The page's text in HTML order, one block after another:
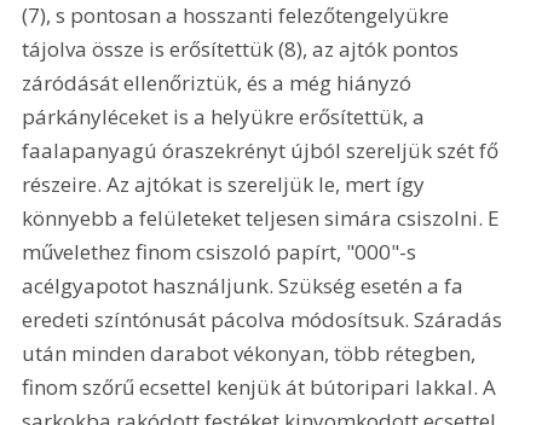
(7), s pontosan a hosszanti felezőtengelyükre
tájolva össze is erősítettük (8), az ajtók pontos
záródását ellenőriztük, és a még hiányzó
párkányléceket is a helyükre erősítettük, a
faalapanyagú óraszekrényt újból szereljük szét fő
részeire. Az ajtókat is szereljük le, mert így
könnyebb a felületeket teljesen simára csiszolni. E
művelethez finom csiszoló papírt, "000"-s
acélgyapotot használjunk. Szükség esetén a fa
eredeti színtónusát pácolva módosítsuk. Száradás
után minden darabot vékonyan, több rétegben,
finom szőrű ecsettel kenjük át bútoripari lakkal. A